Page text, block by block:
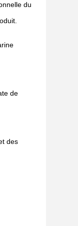
du
de
des